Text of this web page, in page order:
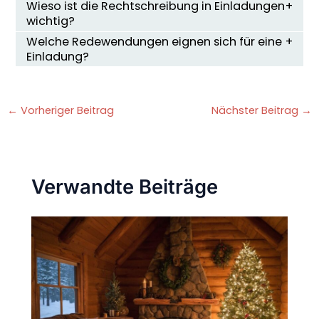
Wieso ist die Rechtschreibung in Einladungen
wichtig?
Welche Redewendungen eignen sich für eine
Einladung?
← Vorheriger Beitrag Nächster Beitrag →
Verwandte Beiträge